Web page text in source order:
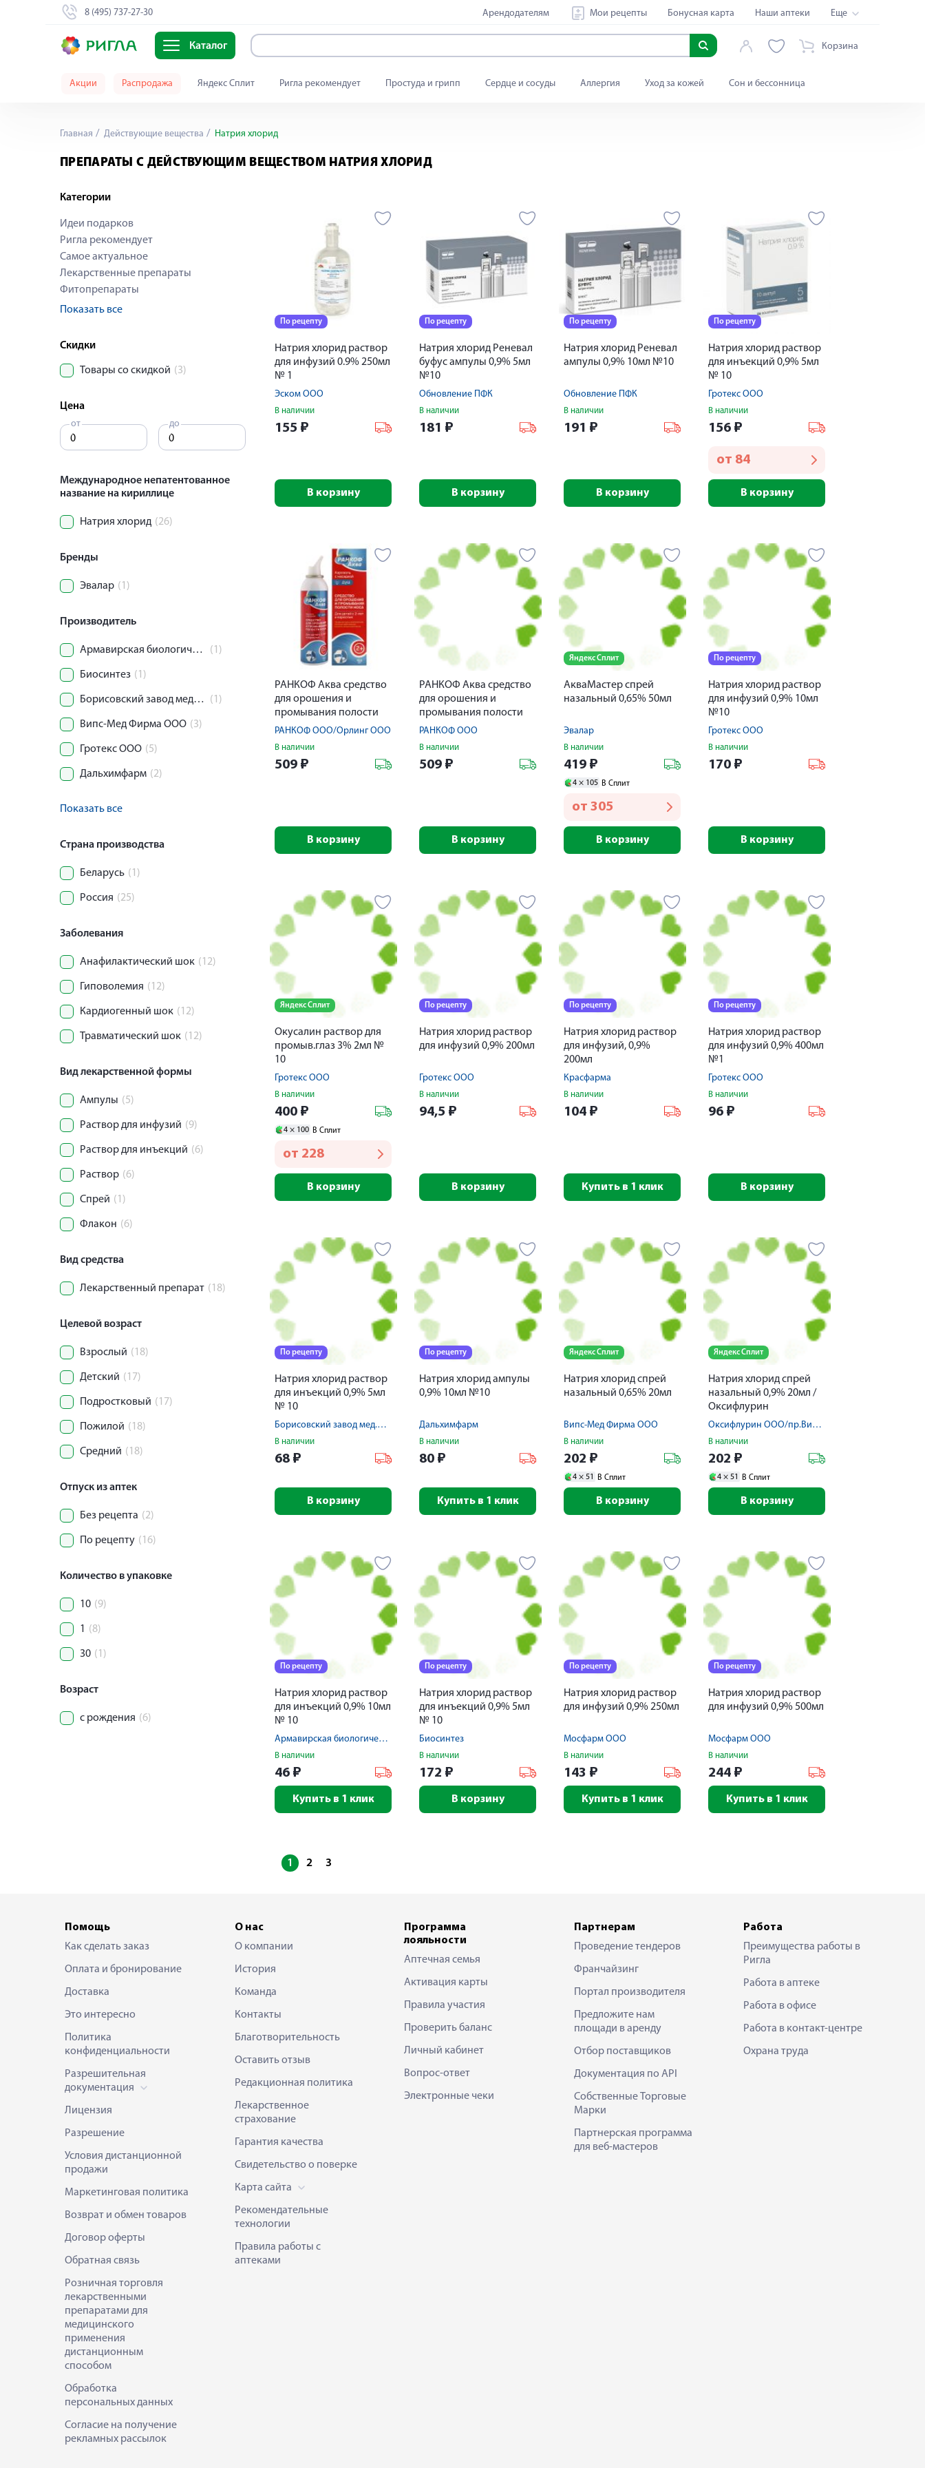
8 (495) 737-27-30 Арендодателям Мои рецепты Бонусная карта Наши аптеки Еще
Каталог Корзина
Акции Распродажа Яндекс Сплит Ригла рекомендует Простуда и грипп Сердце и сосуды Аллергия Уход за кожей Сон и бессонница
Главная Действующие вещества Натрия хлорид
ПРЕПАРАТЫ С ДЕЙСТВУЮЩИМ ВЕЩЕСТВОМ НАТРИЯ ХЛОРИД
Категории
Идеи подарков
Ригла рекомендует
Самое актуальное
Лекарственные препараты
Фитопрепараты
Показать все
Скидки
Товары со скидкой (3)
Цена
от до
Международное непатентованное
название на кириллице
Натрия хлорид (26)
Бренды
Эвалар (1)
Производитель
Армавирская биологическая ф-ка ФГУП (1)
Биосинтез (1)
Борисовский завод мед.препаратов (1)
Випс-Мед Фирма ООО (3)
Гротекс ООО (5)
Дальхимфарм (2)
Показать все
Страна производства
Беларусь (1)
Россия (25)
Заболевания
Анафилактический шок (12)
Гиповолемия (12)
Кардиогенный шок (12)
Травматический шок (12)
Вид лекарственной формы
Ампулы (5)
Раствор для инфузий (9)
Раствор для инъекций (6)
Раствор (6)
Спрей (1)
Флакон (6)
Вид средства
Лекарственный препарат (18)
Целевой возраст
Взрослый (18)
Детский (17)
Подростковый (17)
Пожилой (18)
Средний (18)
Отпуск из аптек
Без рецепта (2)
По рецепту (16)
Количество в упаковке
10 (9)
1 (8)
30 (1)
Возраст
с рождения (6)
По рецепту
Натрия хлорид раствор
для инфузий 0.9% 250мл
№ 1
Эском ООО
В наличии
155 ₽
В корзину
По рецепту
Натрия хлорид Реневал
буфус ампулы 0,9% 5мл
№10
Обновление ПФК
В наличии
181 ₽
В корзину
По рецепту
Натрия хлорид Реневал
ампулы 0,9% 10мл №10
Обновление ПФК
В наличии
191 ₽
В корзину
По рецепту
Натрия хлорид раствор
для инъекций 0,9% 5мл
№ 10
Гротекс ООО
В наличии
156 ₽
от 84
В корзину
РАНКОФ Аква средство
для орошения и
промывания полости
носа с насадкой Душ
РАНКОФ OOO/Орлинг ООО
В наличии
509 ₽
В корзину
РАНКОФ Аква средство
для орошения и
промывания полости
носа с насадкой Струя
РАНКОФ OOO
В наличии
509 ₽
В корзину
Яндекс Сплит
АкваМастер спрей
назальный 0,65% 50мл
Эвалар
В наличии
419 ₽
4 × 105 В Сплит
от 305
В корзину
По рецепту
Натрия хлорид раствор
для инфузий 0,9% 10мл
№10
Гротекс ООО
В наличии
170 ₽
В корзину
Яндекс Сплит
Окусалин раствор для
промыв.глаз 3% 2мл №
10
Гротекс ООО
В наличии
400 ₽
4 × 100 В Сплит
от 228
В корзину
По рецепту
Натрия хлорид раствор
для инфузий 0,9% 200мл
Гротекс ООО
В наличии
94,5 ₽
В корзину
По рецепту
Натрия хлорид раствор
для инфузий, 0,9%
200мл
Красфарма
В наличии
104 ₽
Купить в 1 клик
По рецепту
Натрия хлорид раствор
для инфузий 0,9% 400мл
№1
Гротекс ООО
В наличии
96 ₽
В корзину
По рецепту
Натрия хлорид раствор
для инъекций 0,9% 5мл
№ 10
Борисовский завод мед.препаратов
В наличии
68 ₽
В корзину
По рецепту
Натрия хлорид ампулы
0,9% 10мл №10
Дальхимфарм
В наличии
80 ₽
Купить в 1 клик
Яндекс Сплит
Натрия хлорид спрей
назальный 0,65% 20мл
Випс-Мед Фирма ООО
В наличии
202 ₽
4 × 51 В Сплит
В корзину
Яндекс Сплит
Натрия хлорид спрей
назальный 0,9% 20мл /
Оксифлурин
Оксифлурин ООО/пр.Випс-Мед Фирма ООО
В наличии
202 ₽
4 × 51 В Сплит
В корзину
По рецепту
Натрия хлорид раствор
для инъекций 0,9% 10мл
№ 10
Армавирская биологическая ф-ка ФГУП
В наличии
46 ₽
Купить в 1 клик
По рецепту
Натрия хлорид раствор
для инъекций 0,9% 5мл
№ 10
Биосинтез
В наличии
172 ₽
В корзину
По рецепту
Натрия хлорид раствор
для инфузий 0,9% 250мл
Мосфарм ООО
В наличии
143 ₽
Купить в 1 клик
По рецепту
Натрия хлорид раствор
для инфузий 0,9% 500мл
Мосфарм ООО
В наличии
244 ₽
Купить в 1 клик
1 2 3
Помощь
Как сделать заказ
Оплата и бронирование
Доставка
Это интересно
Политика
конфиденциальности
Разрешительная
документация
Лицензия
Разрешение
Условия дистанционной
продажи
Маркетинговая политика
Возврат и обмен товаров
Договор оферты
Обратная связь
Розничная торговля
лекарственными
препаратами для
медицинского
применения
дистанционным
способом
Обработка
персональных данных
Согласие на получение
рекламных рассылок
О нас
О компании
История
Команда
Контакты
Благотворительность
Оставить отзыв
Редакционная политика
Лекарственное
страхование
Гарантия качества
Свидетельство о поверке
Карта сайта
Рекомендательные
технологии
Правила работы с
аптеками
Программа
лояльности
Аптечная семья
Активация карты
Правила участия
Проверить баланс
Личный кабинет
Вопрос-ответ
Электронные чеки
Партнерам
Проведение тендеров
Франчайзинг
Портал производителя
Предложите нам
площади в аренду
Отбор поставщиков
Документация по API
Собственные Торговые
Марки
Партнерская программа
для веб-мастеров
Работа
Преимущества работы в
Ригла
Работа в аптеке
Работа в офисе
Работа в контакт-центре
Охрана труда